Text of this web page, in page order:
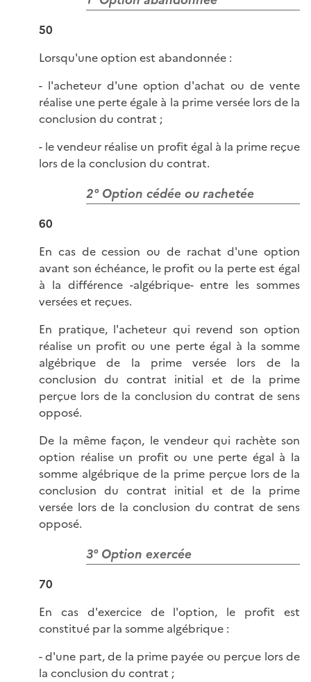
50
Lorsqu'une option est abandonnée :
- l'acheteur d'une option d'achat ou de vente
réalise une perte égale à la prime versée lors de la
conclusion du contrat ;
- le vendeur réalise un profit égal à la prime reçue
lors de la conclusion du contrat.
2° Option cédée ou rachetée
60
En cas de cession ou de rachat d'une option
avant son échéance, le profit ou la perte est égal
à la différence -algébrique- entre les sommes
versées et reçues.
En pratique, l'acheteur qui revend son option
réalise un profit ou une perte égal à la somme
algébrique de la prime versée lors de la
conclusion du contrat initial et de la prime
perçue lors de la conclusion du contrat de sens
opposé.
De la même façon, le vendeur qui rachète son
option réalise un profit ou une perte égal à la
somme algébrique de la prime perçue lors de la
conclusion du contrat initial et de la prime
versée lors de la conclusion du contrat de sens
opposé.
3° Option exercée
70
En cas d'exercice de l'option, le profit est
constitué par la somme algébrique :
- d'une part, de la prime payée ou perçue lors de
la conclusion du contrat ;